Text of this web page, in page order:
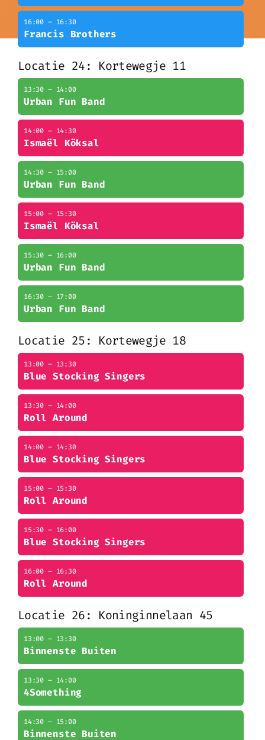
16:00 – 16:30
Francis Brothers
Locatie 24: Kortewegje 11
13:30 – 14:00
Urban Fun Band
14:00 – 14:30
Ismaël Köksal
14:30 – 15:00
Urban Fun Band
15:00 – 15:30
Ismaël Köksal
15:30 – 16:00
Urban Fun Band
16:30 – 17:00
Urban Fun Band
Locatie 25: Kortewegje 18
13:00 – 13:30
Blue Stocking Singers
13:30 – 14:00
Roll Around
14:00 – 14:30
Blue Stocking Singers
15:00 – 15:30
Roll Around
15:30 – 16:00
Blue Stocking Singers
16:00 – 16:30
Roll Around
Locatie 26: Koninginnelaan 45
13:00 – 13:30
Binnenste Buiten
13:30 – 14:00
4Something
14:30 – 15:00
Binnenste Buiten